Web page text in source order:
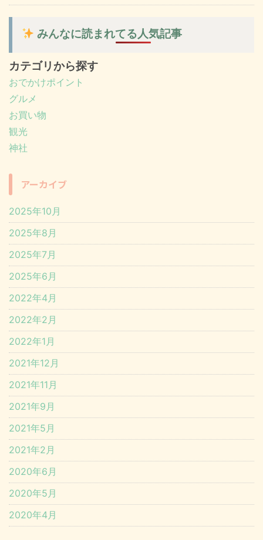
みんなに読まれてる人気記事
カテゴリから探す
おでかけポイント
グルメ
お買い物
観光
神社
アーカイブ
2025年10月
2025年8月
2025年7月
2025年6月
2022年4月
2022年2月
2022年1月
2021年12月
2021年11月
2021年9月
2021年5月
2021年2月
2020年6月
2020年5月
2020年4月